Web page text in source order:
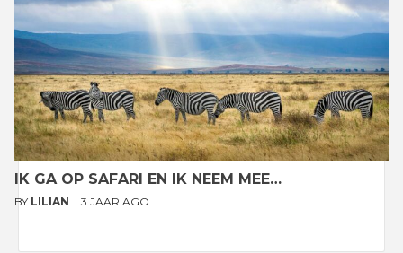
IK GA OP SAFARI EN IK NEEM MEE…
BY LILIAN 3 JAAR AGO